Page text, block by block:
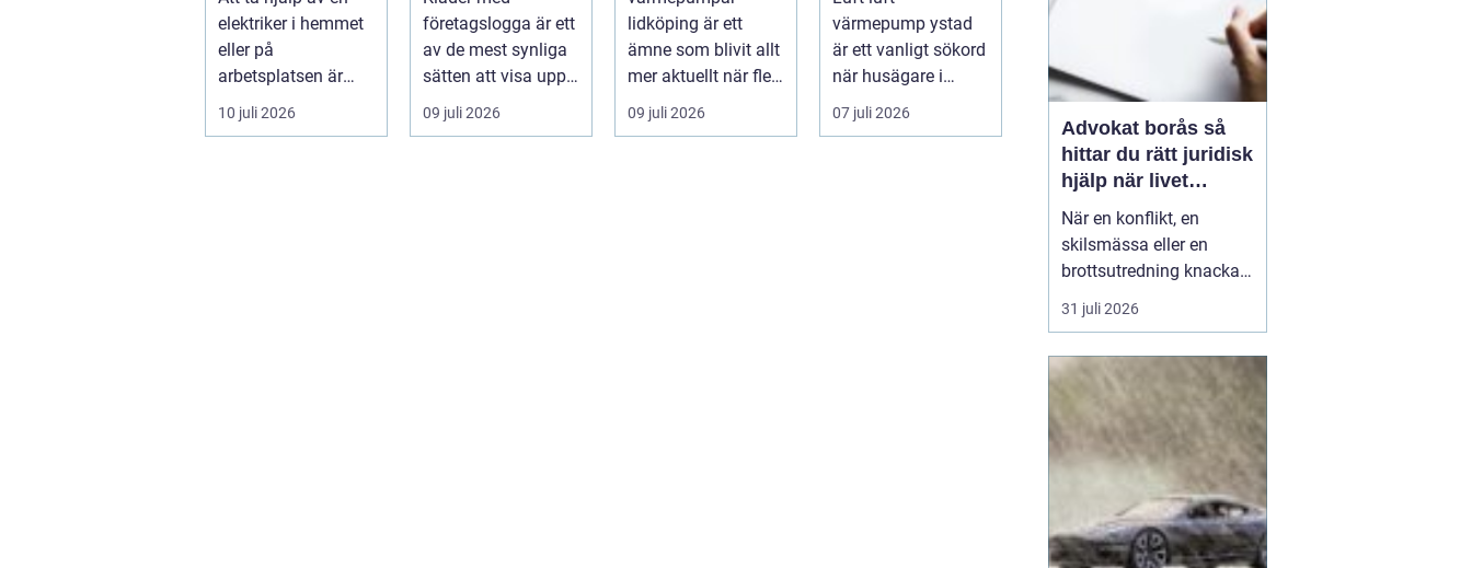
behöver det
elektriker i hemmet
eller på
arbetsplatsen är
ofta en nödv&a...
10 juli 2026
vardagen
företagslogga är ett
av de mest synliga
sätten att visa upp
ett varum...
09 juli 2026
hus och
fastigheter
lidköping är ett
ämne som blivit allt
mer aktuellt när fler
fastighetsägare vill
kombine...
09 juli 2026
inomhusklimat
Året om
värmepump ystad
är ett vanligt sökord
när husägare i
sydkustens klimat
vill hitta ett smar...
07 juli 2026
Advokat borås så
hittar du rätt juridisk
hjälp när livet
krånglar
När en konflikt, en
skilsmässa eller en
brottsutredning knackar
på dörren förändras
vardagen snabbt.
länge med att kontakta
jurist, ofta av oro för
kostnader eller för att de
inte vet vart de ska
vända sig. Samtidigt kan
31 juli 2026